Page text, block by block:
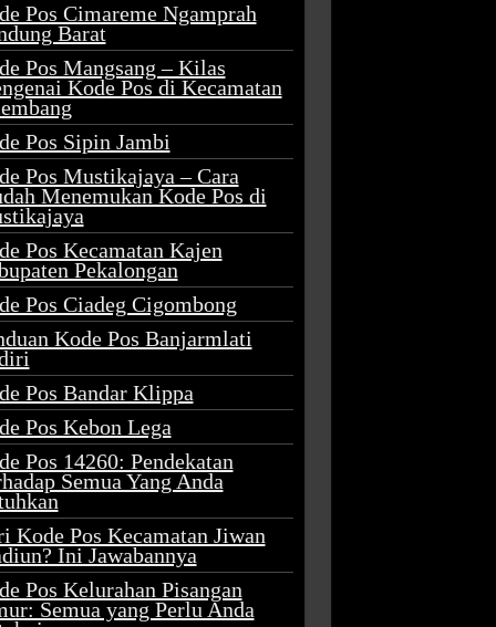
Pos Cimareme Ngamprah
Barat
Pos Mangsang – Kilas
Kode Pos di Kecamatan
Pos Sipin Jambi
Pos Mustikajaya – Cara
Menemukan Kode Pos di
Pos Kecamatan Kajen
Pekalongan
Pos Ciadeg Cigombong
Kode Pos Banjarmlati
Pos Bandar Klippa
Pos Kebon Lega
Pos 14260: Pendekatan
Semua Yang Anda
Kode Pos Kecamatan Jiwan
Ini Jawabannya
Pos Kelurahan Pisangan
Semua yang Perlu Anda